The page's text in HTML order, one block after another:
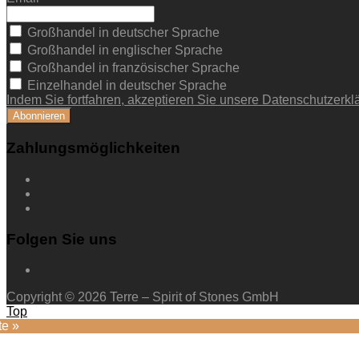
Großhandel in deutscher Sprache
Großhandel in englischer Sprache
Großhandel in französischer Sprache
Einzelhandel in deutscher Sprache
Indem Sie fortfahren, akzeptieren Sie unsere
Zahlungsmöglichkeiten
Folgen Sie uns
Copyright © 2026 Terre – Spirit of Stones GmbH
Top
»